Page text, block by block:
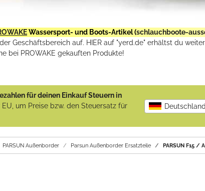
Wassersport- und Boots-Artikel (schlauchboote-
Geschäftsbereich auf. HIER auf "yerd.de" erhältst du
bei PROWAKE gekauften Produkte!
für deinen Einkauf Steuern in
um Preise bzw. den Steuersatz für
Deutschland
PARSUN Außenborder Parsun Außenborder Ersatzteile PARSUN F15 /